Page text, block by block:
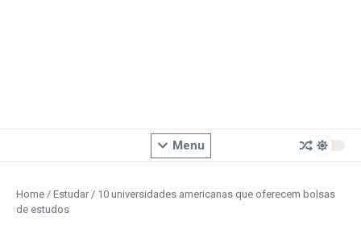
Menu
Home / Estudar / 10 universidades americanas que oferecem bolsas
de estudos